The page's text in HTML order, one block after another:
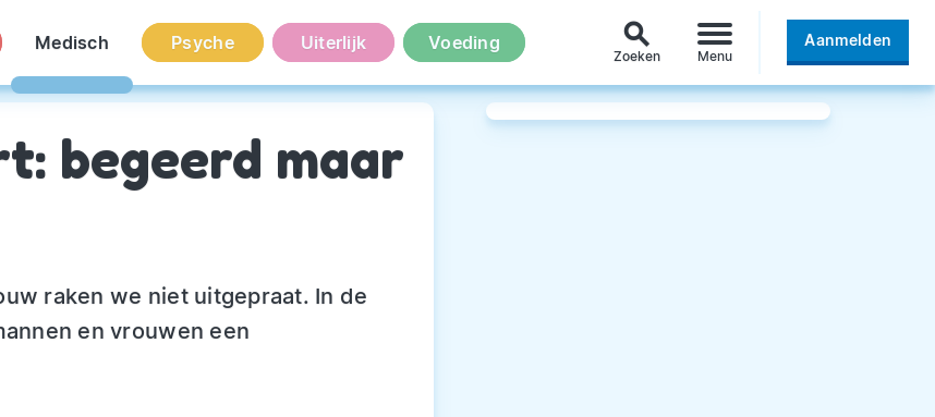
Medisch Psyche Uiterlijk Voeding search
Zoeken Menu
Aanmelden
begeerd maar
raken we niet uitgepraat. In de
en vrouwen een